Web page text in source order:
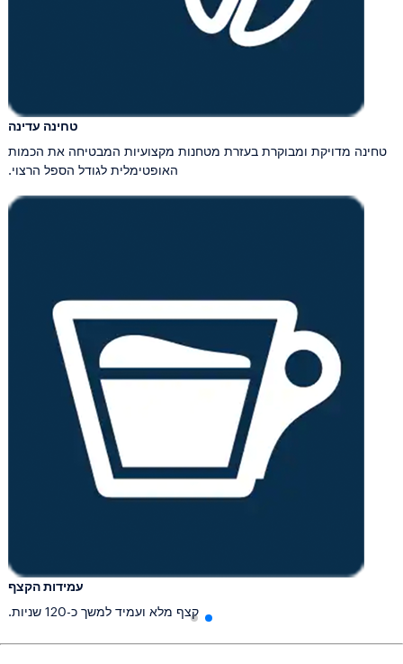
טחינה עדינה
טחינה מדויקת ומבוקרת בעזרת מטחנות מקצועיות המבטיחה את הכמות
האופטימלית לגודל הספל הרצוי.
עמידות הקצף
קצף מלא ועמיד למשך כ-120 שניות.